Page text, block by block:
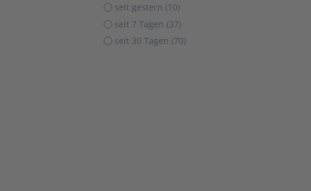
seit gestern (10)
seit 7 Tagen (37)
seit 30 Tagen (70)